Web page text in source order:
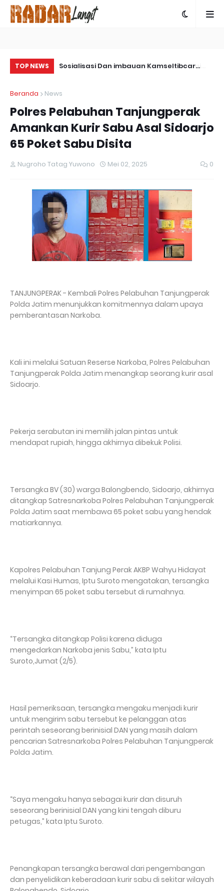
TOP NEWS
Damai
Sosialisasi Dan imbauan Kamseltibcar
Beranda News
Polres Pelabuhan Tanjungperak
Amankan Kurir Sabu Asal Sidoarjo
65 Poket Sabu Disita
Nugroho Tatag Yuwono Mei 02, 2025 0
TANJUNGPERAK - Kembali Polres Pelabuhan Tanjungperak
Polda Jatim menunjukkan komitmennya dalam upaya
pemberantasan Narkoba.
Kali ini melalui Satuan Reserse Narkoba, Polres Pelabuhan
Tanjungperak Polda Jatim menangkap seorang kurir asal
Sidoarjo.
Pekerja serabutan ini memilih jalan pintas untuk
mendapat rupiah, hingga akhirnya dibekuk Polisi.
Tersangka BV (30) warga Balongbendo, Sidoarjo, akhirnya
ditangkap Satresnarkoba Polres Pelabuhan Tanjungperak
Polda Jatim saat membawa 65 poket sabu yang hendak
matiarkannya.
Kapolres Pelabuhan Tanjung Perak AKBP Wahyu Hidayat
melalui Kasi Humas, Iptu Suroto mengatakan, tersangka
menyimpan 65 poket sabu tersebut di rumahnya.
“Tersangka ditangkap Polisi karena diduga
mengedarkan Narkoba jenis Sabu,” kata Iptu
Suroto,Jumat (2/5).
Hasil pemeriksaan, tersangka mengaku menjadi kurir
untuk mengirim sabu tersebut ke pelanggan atas
perintah seseorang berinisial DAN yang masih dalam
pencarian Satresnarkoba Polres Pelabuhan Tanjungperak
Polda Jatim.
“Saya mengaku hanya sebagai kurir dan disuruh
seseorang berinisial DAN yang kini tengah diburu
petugas,” kata Iptu Suroto.
Penangkapan tersangka berawal dari pengembangan
dan penyelidikan keberadaan kurir sabu di sekitar wilayah